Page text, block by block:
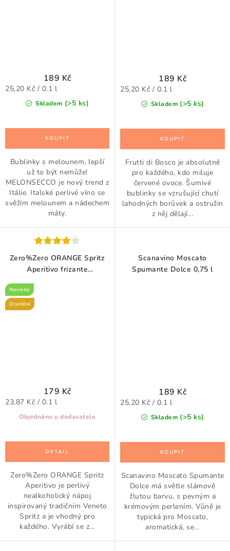
Skladem (>5 ks)
189 Kč
Měrná
25,20 Kč / 0.1 l
Bublinky s melounem, lepší
už to být nemůže!
MELONSECCO je nový trend z
Itálie. Italské perlivé víno se
svěžím melounem a nádechem
máty.
Skladem (>5 ks)
189 Kč
Měrná
25,20 Kč / 0.1 l
Frutti di Bosco je absolutně
pro každého, kdo miluje
červené ovoce. Šumivé
bublinky se vzrušující chutí
lahodných borůvek a ostružin
z něj dělají...
Zero%Zero ORANGE Spritz
Aperitivo frizante
Novinka
Ocenění
Objednáno u dodavatele
179 Kč
Měrná
cena:
23,87 Kč / 0.1 l
Zero%Zero ORANGE Spritz
Aperitivo je perlivý
nealkoholický nápoj
inspirovaný tradičním Veneto
Spritz a je vhodný pro
každého. Vyrábí se z...
Scanavino Moscato
Spumante Dolce 0,75 l
Skladem (>5 ks)
189 Kč
Měrná
25,20 Kč / 0.1 l
Scanavino Moscato Spumante
Dolce má světle slámově
žlutou barvu, s pevným a
krémovým perlením. Vůně je
typická pro Moscato,
aromatická, se...